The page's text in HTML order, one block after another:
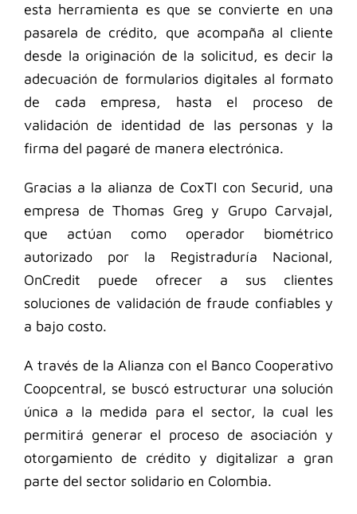
esta herramienta es que se convierte en una
pasarela de crédito, que acompaña al cliente
desde la originación de la solicitud, es decir la
adecuación de formularios digitales al formato
de cada empresa, hasta el proceso de
validación de identidad de las personas y la
firma del pagaré de manera electrónica.
Gracias a la alianza de CoxTI con Securid, una
empresa de Thomas Greg y Grupo Carvajal,
que actúan como operador biométrico
autorizado por la Registraduría Nacional,
OnCredit puede ofrecer a sus clientes
soluciones de validación de fraude confiables y
a bajo costo.
A través de la Alianza con el Banco Cooperativo
Coopcentral, se buscó estructurar una solución
única a la medida para el sector, la cual les
permitirá generar el proceso de asociación y
otorgamiento de crédito y digitalizar a gran
parte del sector solidario en Colombia.